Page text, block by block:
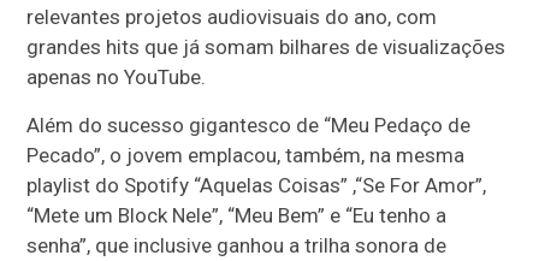
relevantes projetos audiovisuais do ano, com
grandes hits que já somam bilhares de visualizações
apenas no YouTube.
Além do sucesso gigantesco de “Meu Pedaço de
Pecado”, o jovem emplacou, também, na mesma
playlist do Spotify “Aquelas Coisas” ,“Se For Amor”,
“Mete um Block Nele”, “Meu Bem” e “Eu tenho a
senha”, que inclusive ganhou a trilha sonora de